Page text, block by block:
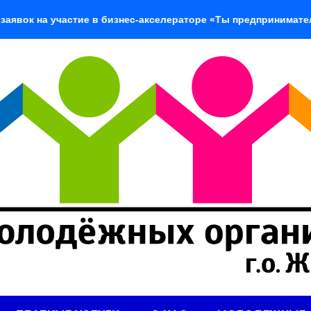
в бизнес-акселераторе «Ты предприниматель»